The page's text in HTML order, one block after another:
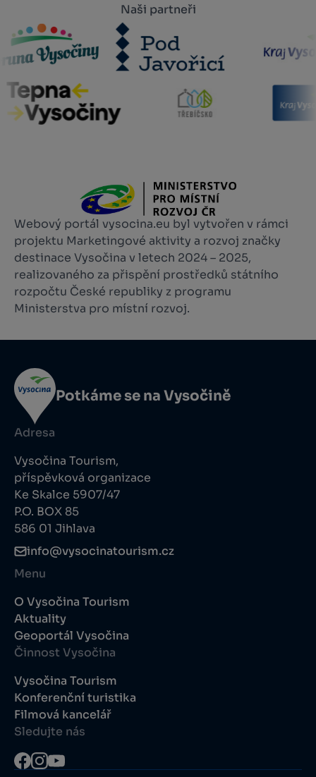
Naši partneři
Webový portál vysocina.eu byl vytvořen v rámci
projektu Marketingové aktivity a rozvoj značky
destinace Vysočina v letech 2024 – 2025,
realizovaného za přispění prostředků státního
rozpočtu České republiky z programu
Ministerstva pro místní rozvoj.
Potkáme se na Vysočině
Adresa
Vysočina Tourism,
příspěvková organizace
Ke Skalce 5907/47
P.O. BOX 85
586 01 Jihlava
info@vysocinatourism.cz
Menu
O Vysočina Tourism
Aktuality
Geoportál Vysočina
Činnost Vysočina
Vysočina Tourism
Konferenční turistika
Filmová kancelář
Sledujte nás